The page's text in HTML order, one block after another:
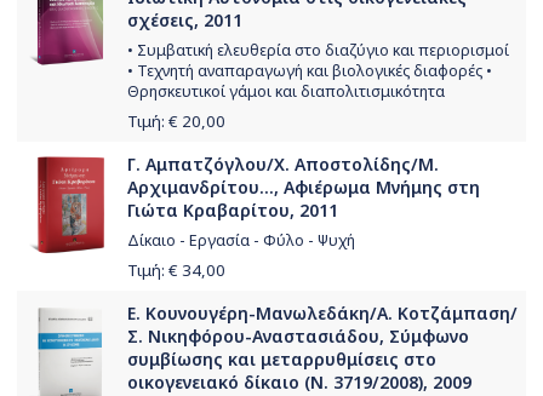
σχέσεις, 2011
• Συμβατική ελευθερία στο διαζύγιο και περιορισμοί
• Τεχνητή αναπαραγωγή και βιολογικές διαφορές •
Θρησκευτικοί γάμοι και διαπολιτισμικότητα
Τιμή: € 20,00
Γ. Αμπατζόγλου/Χ. Αποστολίδης/Μ.
Αρχιμανδρίτου..., Αφιέρωμα Μνήμης στη
Γιώτα Κραβαρίτου, 2011
Δίκαιο - Εργασία - Φύλο - Ψυχή
Τιμή: € 34,00
Ε. Κουνουγέρη-Μανωλεδάκη/Α. Κοτζάμπαση/
Σ. Νικηφόρου-Αναστασιάδου, Σύμφωνο
συμβίωσης και μεταρρυθμίσεις στο
οικογενειακό δίκαιο (Ν. 3719/2008), 2009